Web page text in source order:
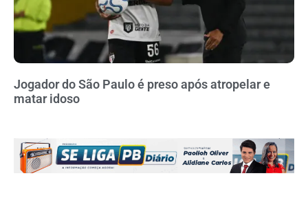
Jogador do São Paulo é preso após atropelar e
matar idoso